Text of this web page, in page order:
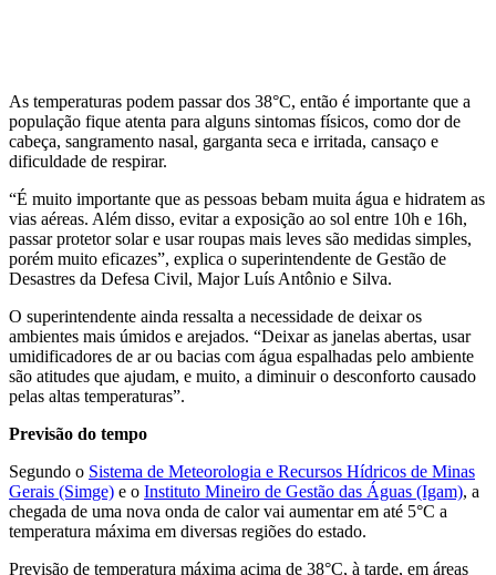
As temperaturas podem passar dos 38°C, então é importante que a
população fique atenta para alguns sintomas físicos, como dor de
cabeça, sangramento nasal, garganta seca e irritada, cansaço e
dificuldade de respirar.
“É muito importante que as pessoas bebam muita água e hidratem as
vias aéreas. Além disso, evitar a exposição ao sol entre 10h e 16h,
passar protetor solar e usar roupas mais leves são medidas simples,
porém muito eficazes”, explica o superintendente de Gestão de
Desastres da Defesa Civil, Major Luís Antônio e Silva.
O superintendente ainda ressalta a necessidade de deixar os
ambientes mais úmidos e arejados. “Deixar as janelas abertas, usar
umidificadores de ar ou bacias com água espalhadas pelo ambiente
são atitudes que ajudam, e muito, a diminuir o desconforto causado
pelas altas temperaturas”.
Previsão do tempo
Segundo o Sistema de Meteorologia e Recursos Hídricos de Minas
Gerais (Simge) e o Instituto Mineiro de Gestão das Águas (Igam), a
chegada de uma nova onda de calor vai aumentar em até 5°C a
temperatura máxima em diversas regiões do estado.
Previsão de temperatura máxima acima de 38°C, à tarde, em áreas